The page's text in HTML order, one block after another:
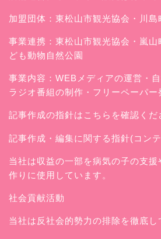
加盟団体：東松山市観光協会・川島
事業連携：東松山市観光協会・嵐山
ども動物自然公園
事業内容：WEBメディアの運営・
ラジオ番組の制作・フリーペーパー
記事作成の指針はこちらを確認くだ
記事作成・編集に関する指針(コン
当社は収益の一部を病気の子の支
作りに使用しています。
社会貢献活動
当社は反社会的勢力の排除を徹底し